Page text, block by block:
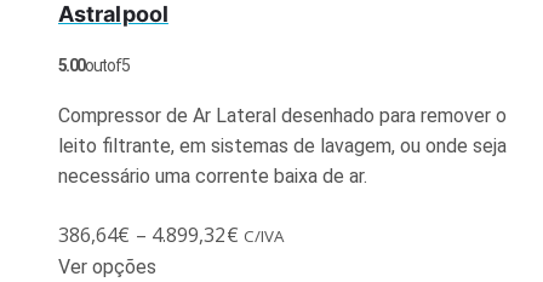
Astralpool
5.00out of 5
Compressor de Ar Lateral desenhado para remover o
leito filtrante, em sistemas de lavagem, ou onde seja
necessário uma corrente baixa de ar.
386,64€ – 4.899,32€ C/IVA
Ver opções